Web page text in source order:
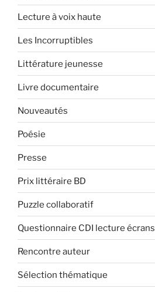
Lecture à voix haute
Les Incorruptibles
Littérature jeunesse
Livre documentaire
Nouveautés
Poésie
Presse
Prix littéraire BD
Puzzle collaboratif
Questionnaire CDI lecture écrans
Rencontre auteur
Sélection thématique